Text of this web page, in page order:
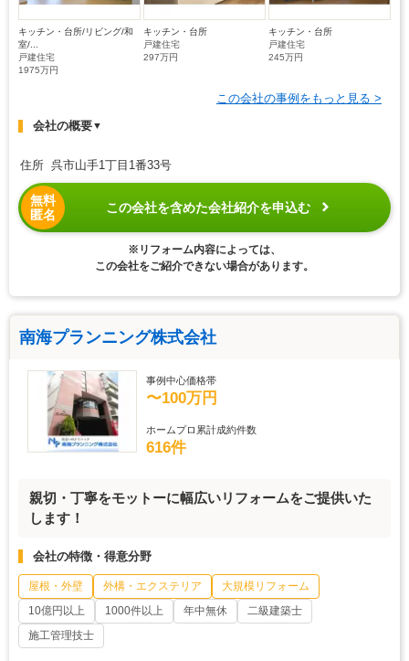
キッチン・台所/リビング/和
室/...
戸建住宅
1975万円
キッチン・台所
戸建住宅
297万円
キッチン・台所
戸建住宅
245万円
この会社の事例をもっと見る >
会社の概要▼
住所 呉市山手1丁目1番33号
無料
匿名
この会社を含めた会社紹介を申込む
※リフォーム内容によっては、
この会社をご紹介できない場合があります。
南海プランニング株式会社
事例中心価格帯
〜100万円
ホームプロ累計成約件数
616件
親切・丁寧をモットーに幅広いリフォームをご提供いた
します！
会社の特徴・得意分野
屋根・外壁 外構・エクステリア
大規模リフォーム
10億円以上
1000件以上 年中無休
二級建築士
施工管理技士